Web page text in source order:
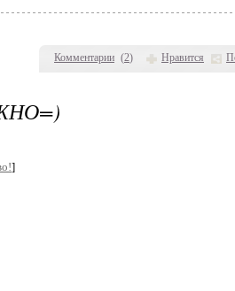
Комментарии (2) Нравится
]